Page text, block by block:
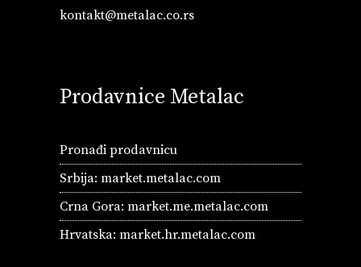
kontakt@metalac.co.rs
Prodavnice Metalac
Pronađi prodavnicu
Srbija: market.metalac.com
Crna Gora: market.me.metalac.com
Hrvatska: market.hr.metalac.com